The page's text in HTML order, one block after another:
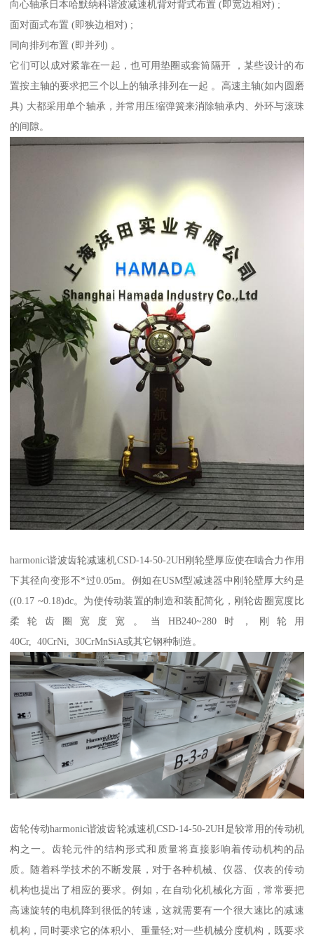
向心轴承日本哈默纳科谐波减速机背对背式布置 (即宽边相对) ;
面对面式布置 (即狭边相对) ;
同向排列布置 (即并列) 。
它们可以成对紧靠在一起，也可用垫圈或套筒隔开 ，某些设计的布
置按主轴的要求把三个以上的轴承排列在一起 。高速主轴(如内圆磨
具) 大都采用单个轴承，并常用压缩弹簧来消除轴承内、外环与滚珠
的间隙。
harmonic谐波齿轮减速机CSD-14-50-2UH刚轮壁厚应使在啮合力作用
下其径向变形不*过0.05m。例如在USM型减速器中刚轮壁厚大约是
((0.17 ~0.18)dc。为使传动装置的制造和装配简化，刚轮齿圈宽度比
柔轮齿圈宽度宽。当HB240~280时，刚轮用
40Cr, 40CrNi, 30CrMnSiA或其它钢种制造。
齿轮传动harmonic谐波齿轮减速机CSD-14-50-2UH是较常用的传动机
构之一。齿轮元件的结构形式和质量将直接影响着传动机构的品
质。随着科学技术的不断发展，对于各种机械、仪器、仪表的传动
机构也提出了相应的要求。例如，在自动化机械化方面，常常要把
高速旋转的电机降到很低的转速，这就需要有一个很大速比的减速
机构，同时要求它的体积小、重量轻;对一些机械分度机构，既要求